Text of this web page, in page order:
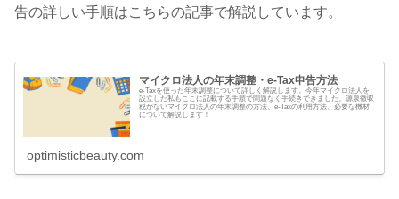
告の詳しい手順はこちらの記事で解説しています。
マイクロ法人の年末調整・e-Tax申告方法
e-Taxを使った年末調整について詳しく解説します。今年マイクロ法人を
設立した私もここに記載する手順で問題なく手続きできました。源泉徴収
税がないマイクロ法人の年末調整の方法、e-Taxの利用方法、必要な機材
について解説します！
optimisticbeauty.com